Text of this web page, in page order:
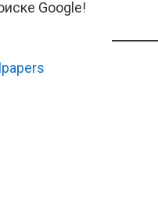
Google!